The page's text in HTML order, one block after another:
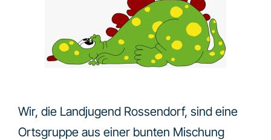
Wir, die Landjugend Rossendorf, sind eine
Ortsgruppe aus einer bunten Mischung